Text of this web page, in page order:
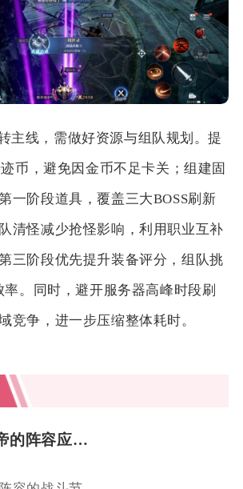
主线，需做好资源与组队规划。提
币，避免因金币不足卡关；组建固
一阶段道具，覆盖三大BOSS刷新
清怪减少抢怪影响，利用职业互补
三阶段优先提升装备评分，组队挑
率。同时，避开服务器高峰时段刷
竞争，进一步压缩整体耗时。
少年三国志悔帝的阵容应该如何进行战斗节奏控制